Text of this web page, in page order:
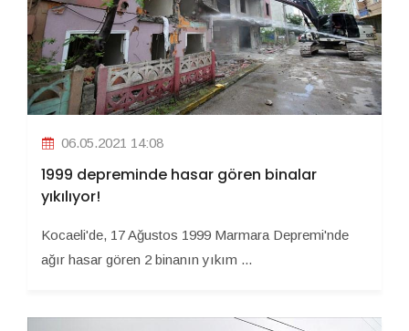
06.05.2021 14:08
1999 depreminde hasar gören binalar
yıkılıyor!
Kocaeli'de, 17 Ağustos 1999 Marmara Depremi'nde
ağır hasar gören 2 binanın yıkım ...